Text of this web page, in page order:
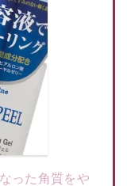
った角質をや